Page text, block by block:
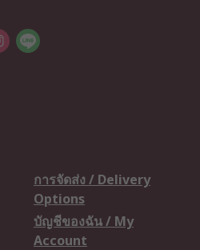
การจัดส่ง / Delivery
Options
บัญชีของฉัน / My
Account